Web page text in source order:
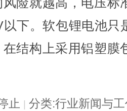
下。软包锂电池只
结构上采用铝塑膜
止 分类:行业新闻与